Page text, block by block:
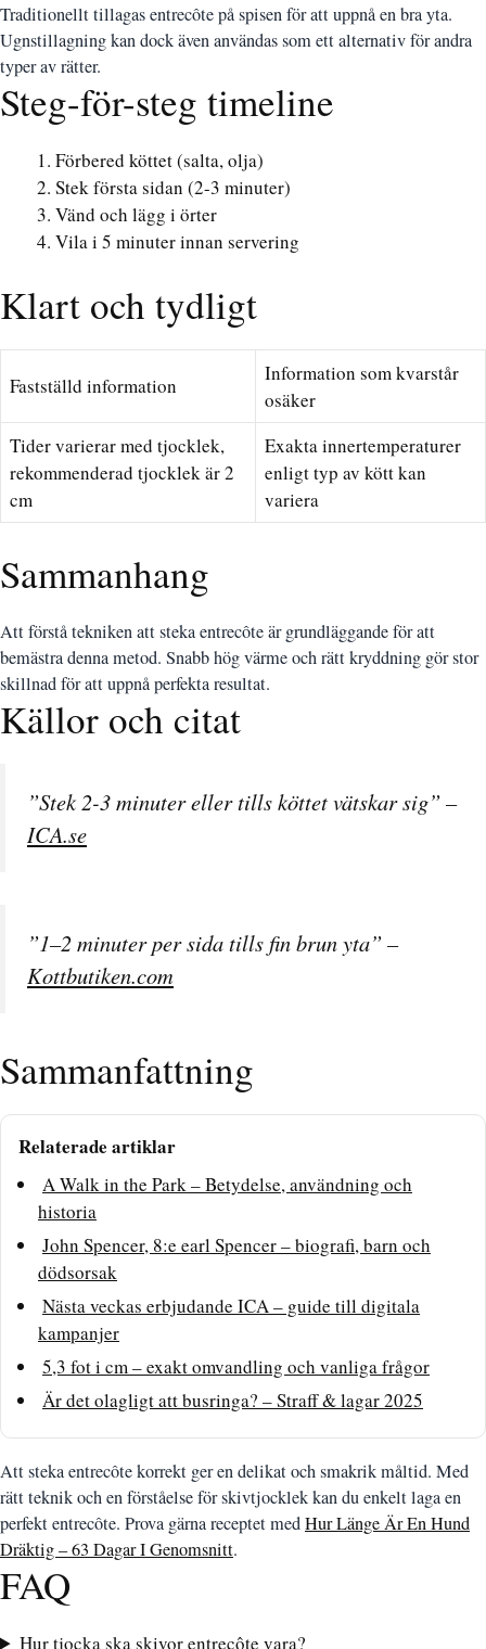
Traditionellt tillagas entrecôte på spisen för att uppnå en bra yta.
Ugnstillagning kan dock även användas som ett alternativ för andra
typer av rätter.
Steg-för-steg timeline
Förbered köttet (salta, olja)
Stek första sidan (2-3 minuter)
Vänd och lägg i örter
Vila i 5 minuter innan servering
Klart och tydligt
Fastställd information
Information som kvarstår
osäker
Tider varierar med tjocklek,
rekommenderad tjocklek är 2
cm
Exakta innertemperaturer
enligt typ av kött kan
variera
Sammanhang
Att förstå tekniken att steka entrecôte är grundläggande för att
bemästra denna metod. Snabb hög värme och rätt kryddning gör stor
skillnad för att uppnå perfekta resultat.
Källor och citat
”Stek 2-3 minuter eller tills köttet vätskar sig” –
ICA.se
”1–2 minuter per sida tills fin brun yta” –
Kottbutiken.com
Sammanfattning
Relaterade artiklar
A Walk in the Park – Betydelse, användning och
historia
John Spencer, 8:e earl Spencer – biografi, barn och
dödsorsak
Nästa veckas erbjudande ICA – guide till digitala
kampanjer
5,3 fot i cm – exakt omvandling och vanliga frågor
Är det olagligt att busringa? – Straff & lagar 2025
Att steka entrecôte korrekt ger en delikat och smakrik måltid. Med
rätt teknik och en förståelse för skivtjocklek kan du enkelt laga en
perfekt entrecôte. Prova gärna receptet medHur Länge Är En Hund
Dräktig – 63 Dagar I Genomsnitt.
FAQ
Hur tjocka ska skivor entrecôte vara?